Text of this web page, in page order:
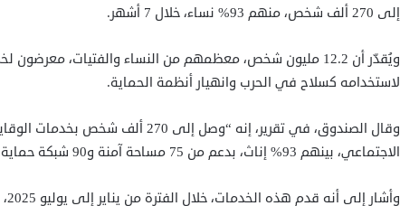
إلى 270 ألف شخص، منهم 93% نساء، خلال 7 أشهر.
ويُقدّر أن 12.2 مليون شخص، معظمهم من النساء والفتيات،
لاستخدامه كسلاح في الحرب وانهيار أنظمة الحماية.
وقال الصندوق، في تقرير، إنه “وصل إلى
الاجتماعي، بينهم 93% إناث، بدعم من 75 مساحة آمنة و90 شبكة حماية مجتمعية”.
وأشار إلى أنه قدم هذه الخدمات، خلال الفترة من يناير إلى يوليو 2025، في 14 من أصل 18 ولاية.